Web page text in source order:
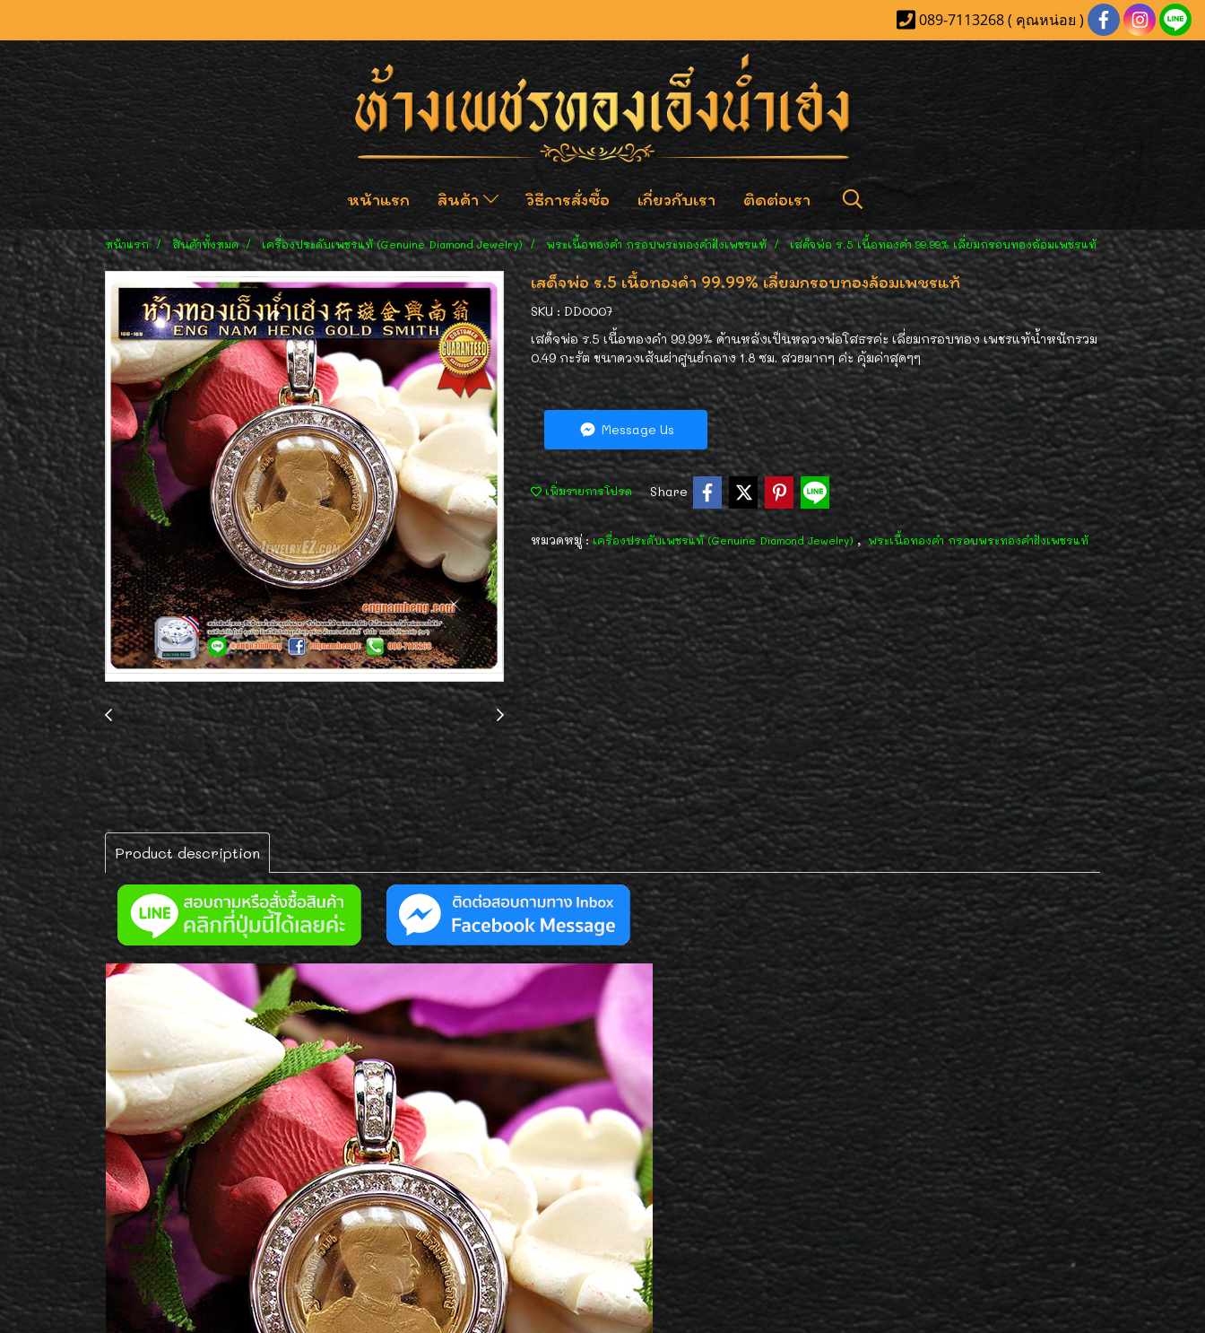
089-7113268 ( คุณหน่อย )
หน้าแรก สินค้า วิธีการสั่งซื้อ เกี่ยวกับเรา ติดต่อเรา
หน้าแรก สินค้าทั้งหมด เครื่องประดับเพชรแท้ (Genuine Diamond Jewelry) พระเนื้อทองคำ กรอบพระทองคำฝังเพชรแท้ เสด็จพ่อ ร.5 เนื้อทองคำ 99.99% เลี่ยมกรอบทองล้อมเพชรแท้
เสด็จพ่อ ร.5 เนื้อทองคำ 99.99% เลี่ยมกรอบทองล้อมเพชรแท้
SKU : DD0007
เสด็จพ่อ ร.5 เนื้อทองคำ 99.99% ด้านหลังเป็นหลวงพ่อโสธรค่ะ เลี่ยมกรอบทอง เพชรแท้น้ำหนักรวม
0.49 กะรัต ขนาดวงเส้นผ่าศูนย์กลาง 1.8 ซม. สวยมากๆ ค่ะ คุ้มค่าสุดๆๆ
Message Us
เพิ่มรายการโปรด Share
หมวดหมู่ :เครื่องประดับเพชรแท้ (Genuine Diamond Jewelry) , พระเนื้อทองคำ กรอบพระทองคำฝังเพชรแท้
Product description